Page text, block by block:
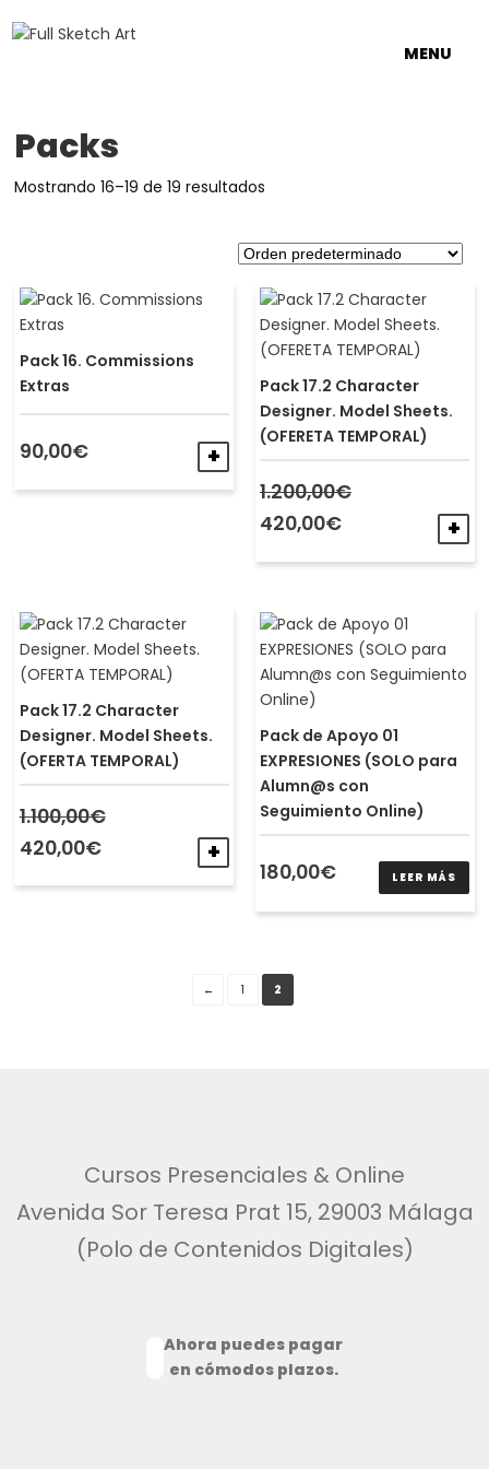
MENU
Packs
Mostrando 16–19 de 19 resultados
Pack 16. Commissions
Extras
90,00€ AÑADIR AL CARRITO
Pack 17.2 Character
Designer. Model Sheets.
(OFERETA TEMPORAL)
1.200,00€
El
precio
420,00€
El
precio
Pack 17.2 Character
Designer. Model Sheets.
(OFERTA TEMPORAL)
1.100,00€
El
precio
420,00€
El
precio
Pack de Apoyo 01
EXPRESIONES (SOLO para
Alumn@s con
Seguimiento Online)
180,00€ LEER MÁS
← 1 2
Cursos Presenciales & Online
Avenida Sor Teresa Prat 15, 29003 Málaga
(Polo de Contenidos Digitales)
Ahora puedes pagar
en cómodos plazos.